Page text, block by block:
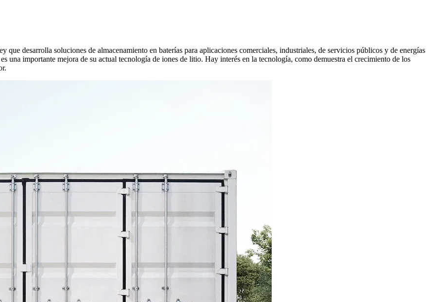
que desarrolla soluciones de almacenamiento en baterías para aplicaciones comerciales, industriales, de servicios públicos y de energías
una importante mejora de su actual tecnología de iones de litio. Hay interés en la tecnología, como demuestra el crecimiento de los